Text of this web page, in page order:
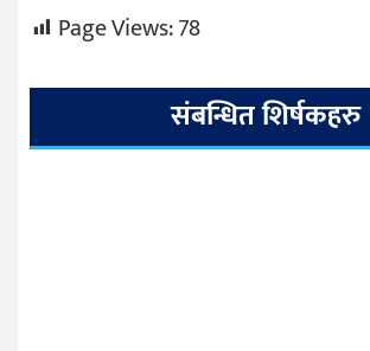
Page Views:78
संबन्धित शिर्षकहरु